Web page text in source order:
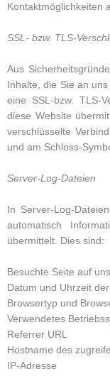
Kontaktmöglichkeiten
SSL- bzw. TLS-
Aus
Inhalte, die Sie an
eine SSL-bzw. TLS-
diese Website
verschlüsselte
und am Schloss-
Server-Log-Dateien
In Server-Log-
automatisch
übermittelt. Dies sind:
Besuchte Seite auf
Datum und Uhrzeit
Browsertyp und
Verwendetes
Referrer URL
Hostname des
IP-Adresse